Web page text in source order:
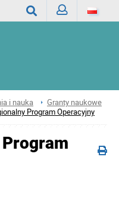
i nauka
Granty naukowe
Program Operacyjny